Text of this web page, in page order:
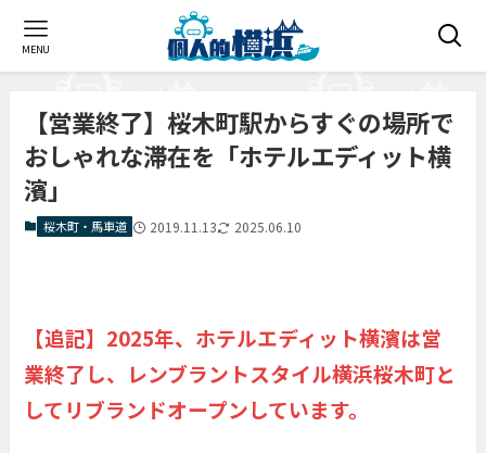
MENU
【営業終了】桜木町駅からすぐの場所で
おしゃれな滞在を「ホテルエディット横
濱」
桜木町・馬車道 2019.11.13 2025.06.10
【追記】2025年、ホテルエディット横濱は営
業終了し、レンブラントスタイル横浜桜木町と
してリブランドオープンしています。